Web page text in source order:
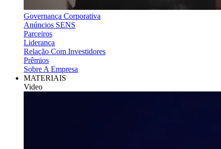
Governança Corporativa
Anúncios SENS
Parceiros
Liderança
Relação Com Investidores
Prêmios
Sobre A Empresa
MATERIAIS
Video